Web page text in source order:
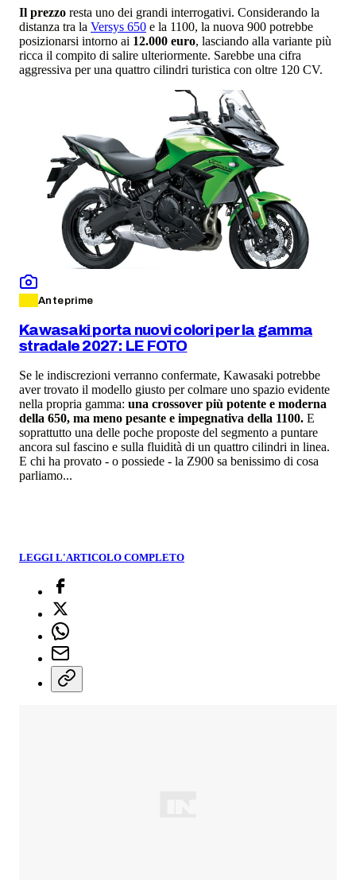
Il prezzo resta uno dei grandi interrogativi. Considerando la
distanza tra la Versys 650 e la 1100, la nuova 900 potrebbe
posizionarsi intorno ai 12.000 euro, lasciando alla variante più
ricca il compito di salire ulteriormente. Sarebbe una cifra
aggressiva per una quattro cilindri turistica con oltre 120 CV.
Anteprime
Kawasaki porta nuovi colori per la gamma
stradale 2027: LE FOTO
Se le indiscrezioni verranno confermate, Kawasaki potrebbe
aver trovato il modello giusto per colmare uno spazio evidente
nella propria gamma: una crossover più potente e moderna
della 650, ma meno pesante e impegnativa della 1100. E
soprattutto una delle poche proposte del segmento a puntare
ancora sul fascino e sulla fluidità di un quattro cilindri in linea.
E chi ha provato - o possiede - la Z900 sa benissimo di cosa
parliamo...
LEGGI L'ARTICOLO COMPLETO